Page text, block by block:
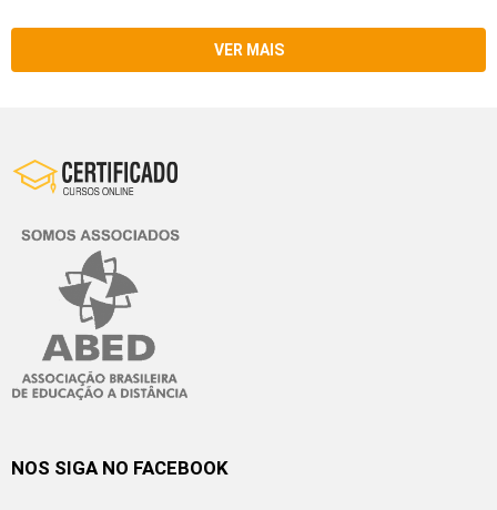
VER MAIS
NOS SIGA NO FACEBOOK